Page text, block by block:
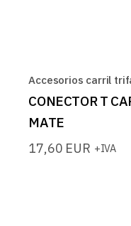
Accesorios carril
CONECTOR T
MATE
17,60 EUR +IVA